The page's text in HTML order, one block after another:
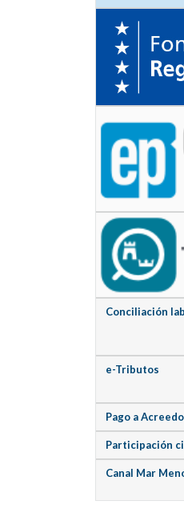
Conciliación
e-Tributos
Pago a
Participación
Canal Mar